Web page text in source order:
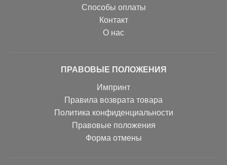
Способы оплаты
Контакт
О нас
ПРАВОВЫЕ ПОЛОЖЕНИЯ
Импринт
Правила возврата товара
Политика конфиденциальности
Правовые положения
Форма отмены